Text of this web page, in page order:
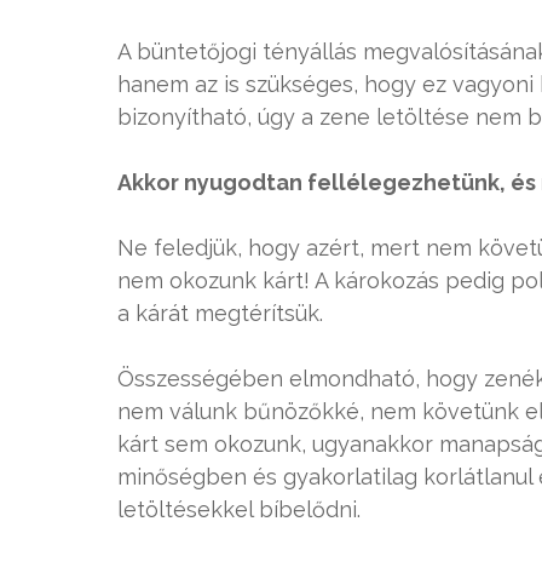
A büntetőjogi tényállás
hanem az is szükséges, hogy ez
bizonyítható, úgy a zene letöltése nem
Akkor nyugodtan fellélegezhetünk,
Ne feledjük, hogy azért, mert nem
nem okozunk kárt! A károkozás pedig
a kárát megtérítsük.
Összességében elmondható, hogy
nem válunk bűnözőkké, nem követünk
kárt sem okozunk, ugyanakkor
minőségben és gyakorlatilag
letöltésekkel bíbelődni.